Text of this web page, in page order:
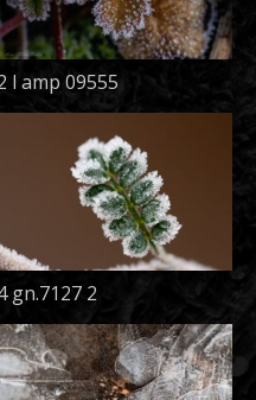
l amp 09555
gn.7127 2